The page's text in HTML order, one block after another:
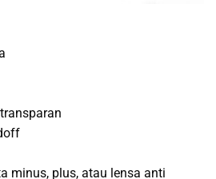
minus, plus, atau lensa anti